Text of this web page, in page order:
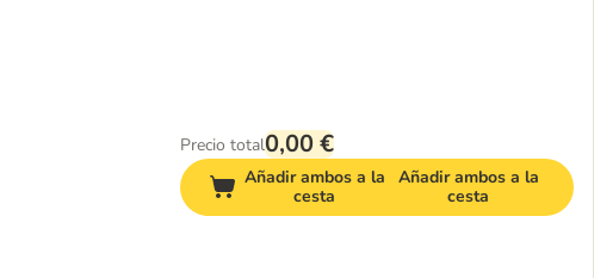
Precio total0,00 €
Añadir ambos a la
cesta
Añadir ambos a la
cesta